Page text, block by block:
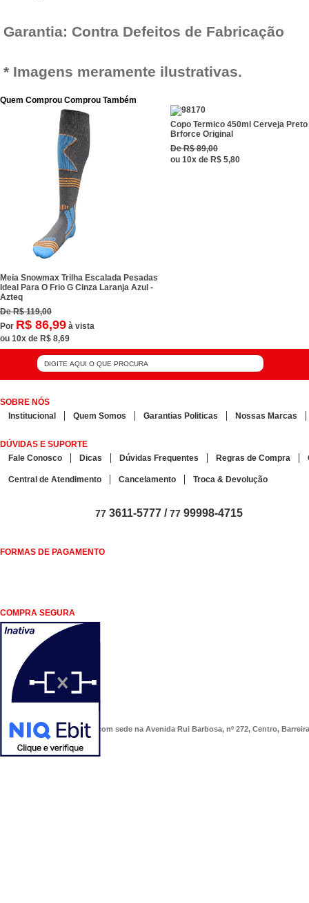
Garantia: Contra Defeitos de Fabricação
* Imagens meramente ilustrativas.
Quem Comprou Comprou Também
Meia Snowmax Trilha Escalada Pesadas
Ideal Para O Frio G Cinza Laranja Azul -
Azteq
DeR$ 119,00
Por R$ 86,99 à vista
ou 10x de R$ 8,69
Copo Termico 450ml Cerveja Preto
Brforce Original
DeR$ 89,00
ou 10x de R$ 5,80
SOBRE NÓS
Institucional
Quem Somos Garantias Politicas Nossas Marcas
DÚVIDAS E SUPORTE
Fale Conosco
Dicas Dúvidas Frequentes Regras de Compra
Central de Atendimento Cancelamento Troca & Devolução
77 3611-5777 /77 99998-4715
FORMAS DE PAGAMENTO
COMPRA SEGURA
COMERCIAL SÃO PAULO, com sede na Avenida Rui Barbosa, nº 272, Centro,